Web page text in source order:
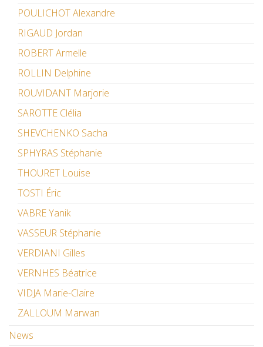
POULICHOT Alexandre
RIGAUD Jordan
ROBERT Armelle
ROLLIN Delphine
ROUVIDANT Marjorie
SAROTTE Clélia
SHEVCHENKO Sacha
SPHYRAS Stéphanie
THOURET Louise
TOSTI Éric
VABRE Yanik
VASSEUR Stéphanie
VERDIANI Gilles
VERNHES Béatrice
VIDJA Marie-Claire
ZALLOUM Marwan
News